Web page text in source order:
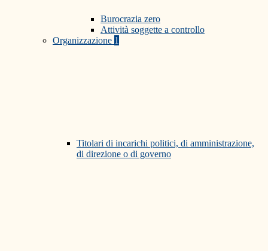
Burocrazia zero
Attività soggette a controllo
Organizzazione 1
Titolari di incarichi politici, di amministrazione,
di direzione o di governo